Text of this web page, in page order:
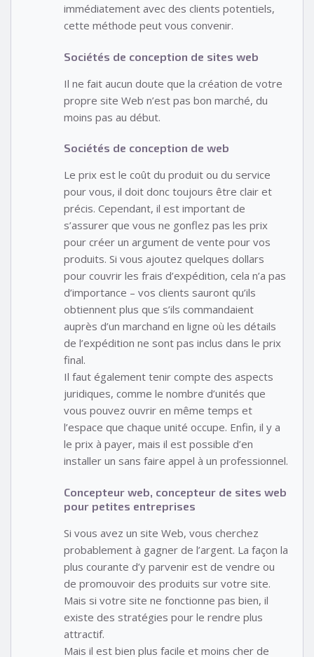
immédiatement avec des clients potentiels,
cette méthode peut vous convenir.
Sociétés de conception de sites web
Il ne fait aucun doute que la création de votre
propre site Web n’est pas bon marché, du
moins pas au début.
Sociétés de conception de web
Le prix est le coût du produit ou du service
pour vous, il doit donc toujours être clair et
précis. Cependant, il est important de
s’assurer que vous ne gonflez pas les prix
pour créer un argument de vente pour vos
produits. Si vous ajoutez quelques dollars
pour couvrir les frais d’expédition, cela n’a pas
d’importance – vos clients sauront qu’ils
obtiennent plus que s’ils commandaient
auprès d’un marchand en ligne où les détails
de l’expédition ne sont pas inclus dans le prix
final.
Il faut également tenir compte des aspects
juridiques, comme le nombre d’unités que
vous pouvez ouvrir en même temps et
l’espace que chaque unité occupe. Enfin, il y a
le prix à payer, mais il est possible d’en
installer un sans faire appel à un professionnel.
Concepteur web, concepteur de sites web
pour petites entreprises
Si vous avez un site Web, vous cherchez
probablement à gagner de l’argent. La façon la
plus courante d’y parvenir est de vendre ou
de promouvoir des produits sur votre site.
Mais si votre site ne fonctionne pas bien, il
existe des stratégies pour le rendre plus
attractif.
Mais il est bien plus facile et moins cher de